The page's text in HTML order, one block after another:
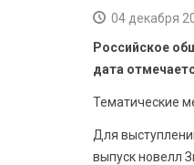
04 декабря
Российское
дата
Тематические
Для
выпуск новелл